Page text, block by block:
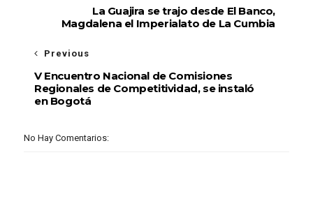
La Guajira se trajo desde El Banco,
Magdalena el Imperialato de La Cumbia
Previous
V Encuentro Nacional de Comisiones
Regionales de Competitividad, se instaló
en Bogotá
No Hay Comentarios: